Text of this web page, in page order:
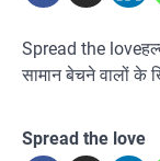
Spread the
सामान बेचने वालों के
Spread the love